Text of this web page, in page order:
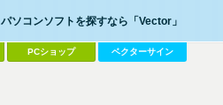
パソコンソフトを探すなら「Vector」
PCショップ ベクターサイン